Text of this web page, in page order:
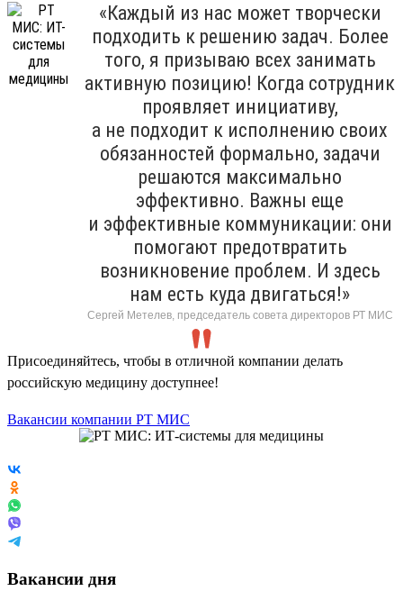
«Каждый из нас может творчески
подходить к решению задач. Более
того, я призываю всех занимать
активную позицию! Когда сотрудник
проявляет инициативу,
а не подходит к исполнению своих
обязанностей формально, задачи
решаются максимально
эффективно. Важны еще
и эффективные коммуникации: они
помогают предотвратить
возникновение проблем. И здесь
нам есть куда двигаться!»
Сергей Метелев, председатель совета директоров РТ МИС
Присоединяйтесь, чтобы в отличной компании делать
российскую медицину доступнее!
Вакансии компании РТ МИС
Вакансии дня